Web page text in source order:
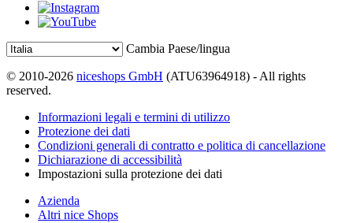
Cambia Paese/lingua
© 2010-2026 niceshops GmbH (ATU63964918) - All rights
reserved.
Informazioni legali e termini di utilizzo
Protezione dei dati
Condizioni generali di contratto e politica di cancellazione
Dichiarazione di accessibilità
Impostazioni sulla protezione dei dati
Azienda
Altri nice Shops